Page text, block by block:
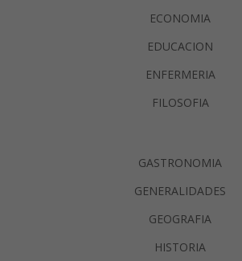
ECONOMIA
EDUCACION
ENFERMERIA
FILOSOFIA
GASTRONOMIA
GENERALIDADES
GEOGRAFIA
HISTORIA